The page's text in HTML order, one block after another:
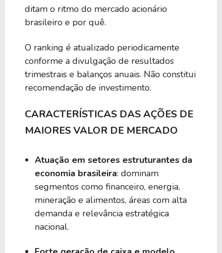
ditam o ritmo do mercado acionário
brasileiro e por quê.
O ranking é atualizado periodicamente
conforme a divulgação de resultados
trimestrais e balanços anuais. Não constitui
recomendação de investimento.
CARACTERÍSTICAS DAS AÇÕES DE
MAIORES VALOR DE MERCADO
Atuação em setores estruturantes da
economia brasileira: dominam
segmentos como financeiro, energia,
mineração e alimentos, áreas com alta
demanda e relevância estratégica
nacional.